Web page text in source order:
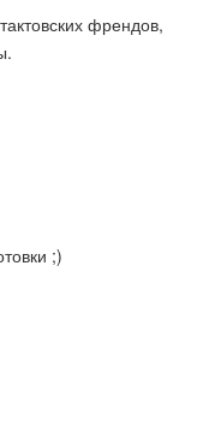
френдов,
;)